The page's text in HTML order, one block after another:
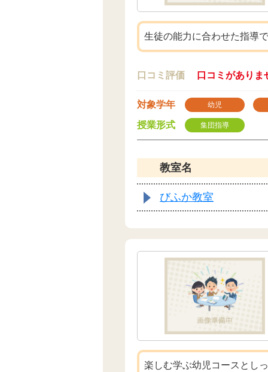
生徒の能力に合わせた指導
口コミ評価 口コミがありま
対象学年 幼児
授業形式 集団指導
教室名
びふか教室
楽しむ学ぶ幼児コースとし